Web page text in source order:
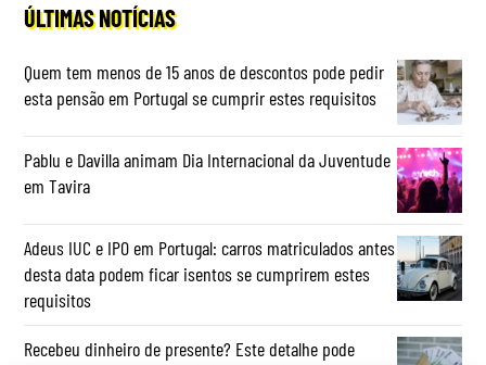
ÚLTIMAS NOTÍCIAS
Quem tem menos de 15 anos de descontos pode pedir
esta pensão em Portugal se cumprir estes requisitos
Pablu e Davilla animam Dia Internacional da Juventude
em Tavira
Adeus IUC e IPO em Portugal: carros matriculados antes
desta data podem ficar isentos se cumprirem estes
requisitos
Recebeu dinheiro de presente? Este detalhe pode